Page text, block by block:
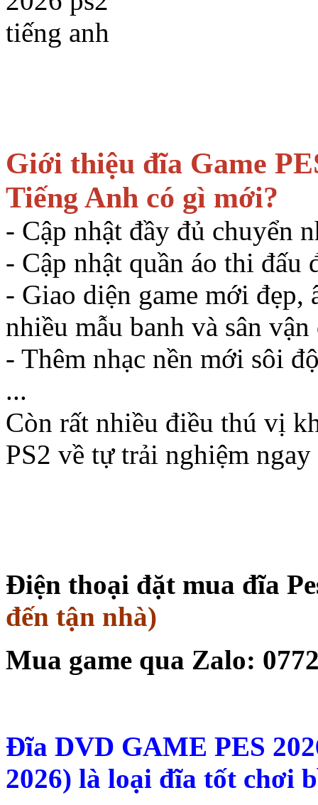
Giới thiệu đĩa Game
Tiếng Anh có gì mới?
- Cập nhật đầy đủ chuyển
- Cập nhật quần áo thi đấu
- Giao diện game mới đẹp,
nhiều mẫu banh và sân
- Thêm nhạc nền mới sôi
...
Còn rất nhiều điều thú vị
PS2 về tự trải nghiệm ngay
Điện thoại đặt mua đĩa
đến tận nhà)
Mua game qua Zalo:
Đĩa DVD GAME PES
2026) là loại đĩa tốt chơi